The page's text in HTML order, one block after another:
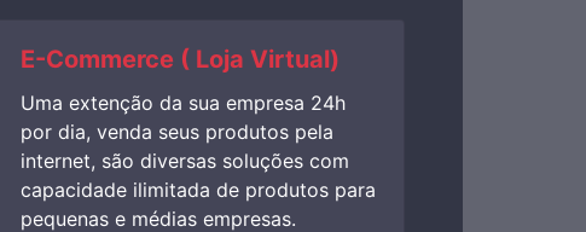
E-Commerce ( Loja Virtual)
Uma extenção da sua empresa 24h
por dia, venda seus produtos pela
internet, são diversas soluções com
capacidade ilimitada de produtos para
pequenas e médias empresas.